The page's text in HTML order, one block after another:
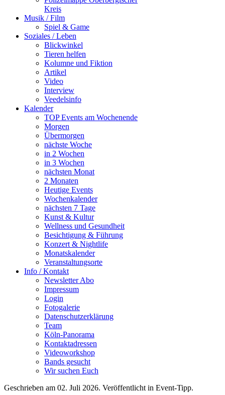
Kreis
Musik / Film
Spiel & Game
Soziales / Leben
Blickwinkel
Tieren helfen
Kolumne und Fiktion
Artikel
Video
Interview
Veedelsinfo
Kalender
TOP Events am Wochenende
Morgen
Übermorgen
nächste Woche
in 2 Wochen
in 3 Wochen
nächsten Monat
2 Monaten
Heutige Events
Wochenkalender
nächsten 7 Tage
Kunst & Kultur
Wellness und Gesundheit
Besichtigung & Führung
Konzert & Nightlife
Monatskalender
Veranstaltungsorte
Info / Kontakt
Newsletter Abo
Impressum
Login
Fotogalerie
Datenschutzerklärung
Team
Köln-Panorama
Kontaktadressen
Videoworkshop
Bands gesucht
Wir suchen Euch
Geschrieben am 02. Juli 2026. Veröffentlicht in Event-Tipp.